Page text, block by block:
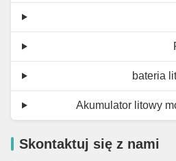
bateria
Akumulator litowy
Skontaktuj się z nami